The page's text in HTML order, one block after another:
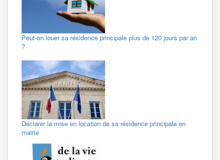
Peut-on louer sa résidence principale plus de 120 jours par an
?
Déclarer la mise en location de sa résidence principale en
mairie